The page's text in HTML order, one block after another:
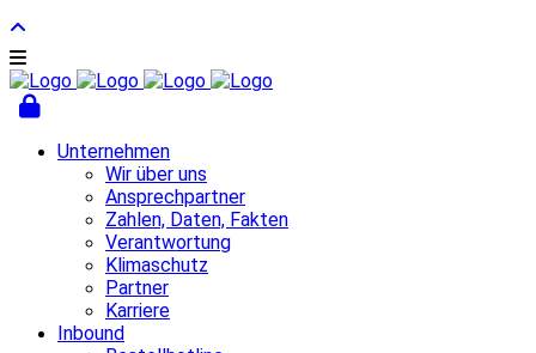
Unternehmen
Wir über uns
Ansprechpartner
Zahlen, Daten, Fakten
Verantwortung
Klimaschutz
Partner
Karriere
Inbound